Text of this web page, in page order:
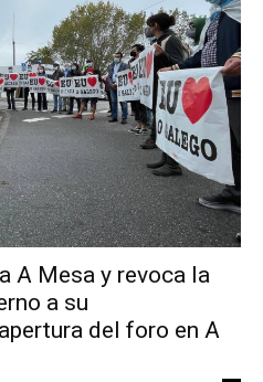
A Mesa y revoca la
a su
del foro en A